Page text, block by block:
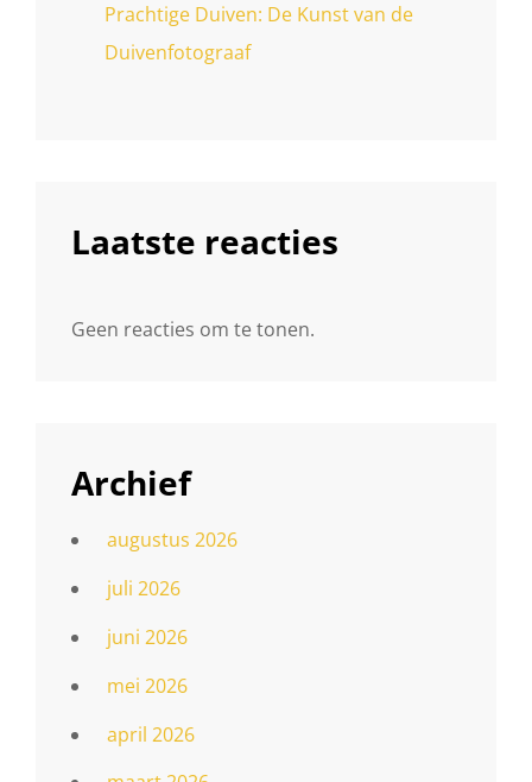
Prachtige Duiven: De Kunst van de
Duivenfotograaf
Laatste reacties
Geen reacties om te tonen.
Archief
augustus 2026
juli 2026
juni 2026
mei 2026
april 2026